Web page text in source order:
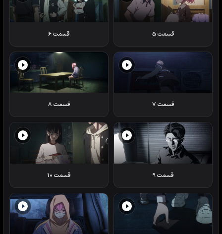
قسمت 5 قسمت 6
قسمت 7 قسمت 8
قسمت 9 قسمت 10